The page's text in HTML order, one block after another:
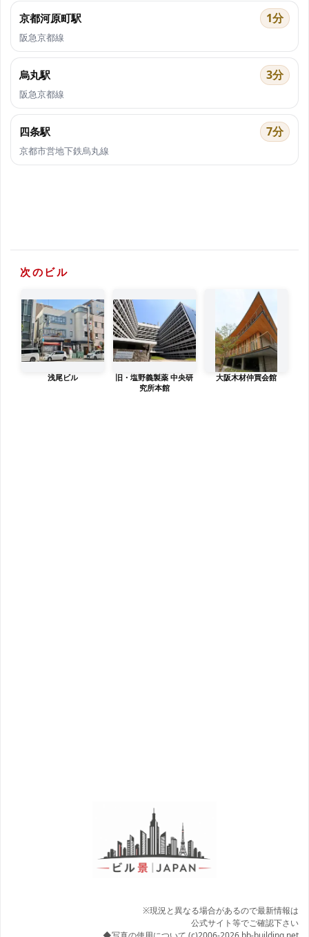
京都河原町駅 1分
阪急京都線
烏丸駅 3分
阪急京都線
四条駅 7分
京都市営地下鉄烏丸線
次のビル
浅尾ビル
旧・塩野義製薬 中央研
究所本館
大阪木材仲買会館
※現況と異なる場合があるので最新情報は
公式サイト等でご確認下さい